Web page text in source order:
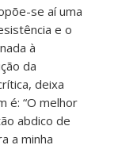
se aí uma
e o
à
da
deixa
é: “O melhor
abdico de
a minha